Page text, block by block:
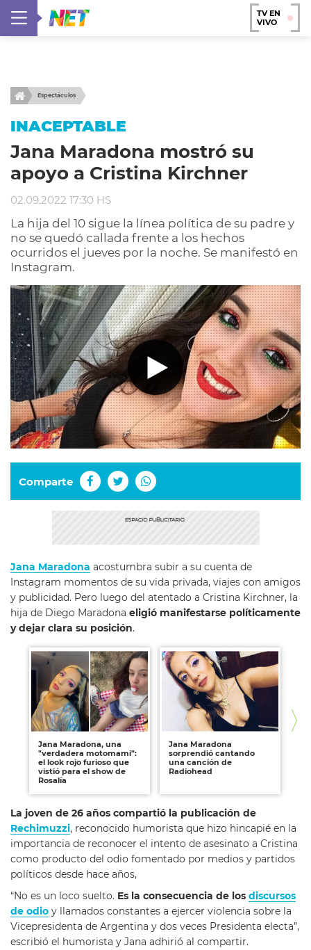
TV EN
VIVO
Espectáculos
INACEPTABLE
Jana Maradona mostró su
apoyo a Cristina Kirchner
02.09.2022 17:30 HS
La hija del 10 sigue la línea política de su padre y
no se quedó callada frente a los hechos
ocurridos el jueves por la noche. Se manifestó en
Instagram.
Comparte
Jana Maradona acostumbra subir a su cuenta de
Instagram momentos de su vida privada, viajes con amigos
y publicidad. Pero luego del atentado a Cristina Kirchner, la
hija de Diego Maradona eligió manifestarse políticamente
y dejar clara su posición.
Jana Maradona, una
"verdadera motomami":
el look rojo furioso que
vistió para el show de
Rosalía
Jana Maradona
sorprendió cantando
una canción de
Radiohead
La joven de 26 años compartió la publicación de
Rechimuzzi, reconocido humorista que hizo hincapié en la
importancia de reconocer el intento de asesinato a Cristina
como producto del odio fomentado por medios y partidos
políticos desde hace años,
“No es un loco suelto. Es la consecuencia de los discursos
de odio y llamados constantes a ejercer violencia sobre la
Vicepresidenta de Argentina y dos veces Presidenta electa”,
escribió el humorista y Jana adhirió al compartir.